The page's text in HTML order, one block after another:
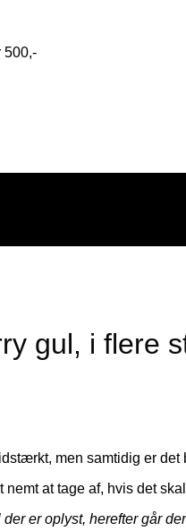
500,-
gul, i flere
men samtidig er det
at tage af, hvis det
er oplyst, herefter går